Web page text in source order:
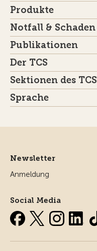
Produkte
Notfall & Schaden
Publikationen
Der TCS
Sektionen des TCS
Sprache
Newsletter
Anmeldung
Social Media